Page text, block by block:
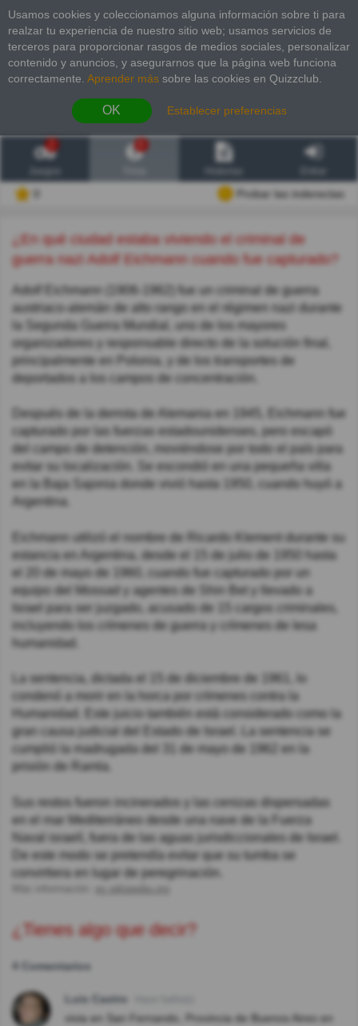
Usamos cookies y coleccionamos alguna información sobre ti para
realzar tu experiencia de nuestro sitio web; usamos servicios de
terceros para proporcionar rasgos de medios sociales, personalizar
contenido y anuncios, y asegurarnos que la página web funciona
correctamente. Aprender más sobre las cookies en Quizzclub.
OK Establecer preferencias
2
Probar las inderectas
¿En qué ciudad estaba viviendo el criminal de
guerra nazi Adolf Eichmann cuando fue capturado?
Adolf Eichmann (1906-1962) fue un criminal de guerra
austriaco-alemán de alto rango en el régimen nazi durante
la Segunda Guerra Mundial, uno de los mayores
organizadores y responsable directo de la solución final,
principalmente en Polonia, y de los transportes de
deportados a los campos de concentración.
Después de la derrota de Alemania en 1945, Eichmann fue
capturado por las fuerzas estadounidenses, pero escapó
del campo de detención, moviéndose por todo el país para
evitar su localización. Se escondió en una pequeña villa
en la Baja Sajonia donde vivió hasta 1950, cuando huyó a
Argentina.
Eichmann utilizó el nombre de Ricardo Klement​ durante su
estancia en Argentina, desde el 15 de julio de 1950 hasta
el 20 de mayo de 1960, cuando fue capturado por un
equipo del Mossad y agentes de Shin Bet y llevado a
Israel para ser juzgado, acusado de 15 cargos criminales,
incluyendo los crímenes de guerra y crímenes de lesa
humanidad.
La sentencia, dictada el 15 de diciembre de 1961, lo
condenó a morir en la horca por crímenes contra la
Humanidad. Este juicio también está considerado como la
gran causa judicial del Estado de Israel. La sentencia se
cumplió la madrugada del 31 de mayo de 1962 en la
prisión de Ramla.
Sus restos fueron incinerados y las cenizas dispersadas
en el mar Mediterráneo desde una nave de la Fuerza
Naval israelí, fuera de las aguas jurisdiccionales de Israel.
De este modo se pretendía evitar que su tumba se
convirtiera en lugar de peregrinación.
es.wikipedia.org
¿Tienes algo que decir?
4 Comentarios
Luis Castro
vivia en San Fernando, Provincia de Buenos Aires en